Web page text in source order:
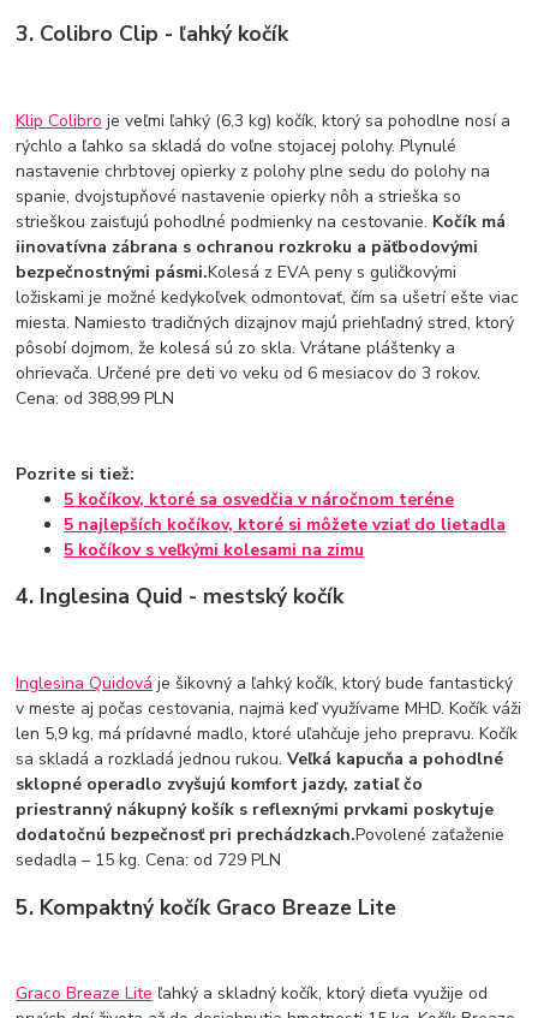
3. Colibro Clip - ľahký kočík
Klip Colibro je veľmi ľahký (6,3 kg) kočík, ktorý sa pohodlne nosí a
rýchlo a ľahko sa skladá do voľne stojacej polohy. Plynulé
nastavenie chrbtovej opierky z polohy plne sedu do polohy na
spanie, dvojstupňové nastavenie opierky nôh a strieška so
strieškou zaisťujú pohodlné podmienky na cestovanie. Kočík má
iinovatívna zábrana s ochranou rozkroku a päťbodovými
bezpečnostnými pásmi.Kolesá z EVA peny s guličkovými
ložiskami je možné kedykoľvek odmontovať, čím sa ušetrí ešte viac
miesta. Namiesto tradičných dizajnov majú priehľadný stred, ktorý
pôsobí dojmom, že kolesá sú zo skla. Vrátane pláštenky a
ohrievača. Určené pre deti vo veku od 6 mesiacov do 3 rokov.
Cena: od 388,99 PLN
Pozrite si tiež:
5 kočíkov, ktoré sa osvedčia v náročnom teréne
5 najlepších kočíkov, ktoré si môžete vziať do lietadla
5 kočíkov s veľkými kolesami na zimu
4. Inglesina Quid - mestský kočík
Inglesina Quidová je šikovný a ľahký kočík, ktorý bude fantastický
v meste aj počas cestovania, najmä keď využívame MHD. Kočík váži
len 5,9 kg, má prídavné madlo, ktoré uľahčuje jeho prepravu. Kočík
sa skladá a rozkladá jednou rukou.Veľká kapucňa a pohodlné
sklopné operadlo zvyšujú komfort jazdy, zatiaľ čo
priestranný nákupný košík s reflexnými prvkami poskytuje
dodatočnú bezpečnosť pri prechádzkach.Povolené zaťaženie
sedadla – 15 kg. Cena: od 729 PLN
5. Kompaktný kočík Graco Breaze Lite
Graco Breaze Lite ľahký a skladný kočík, ktorý dieťa využije od